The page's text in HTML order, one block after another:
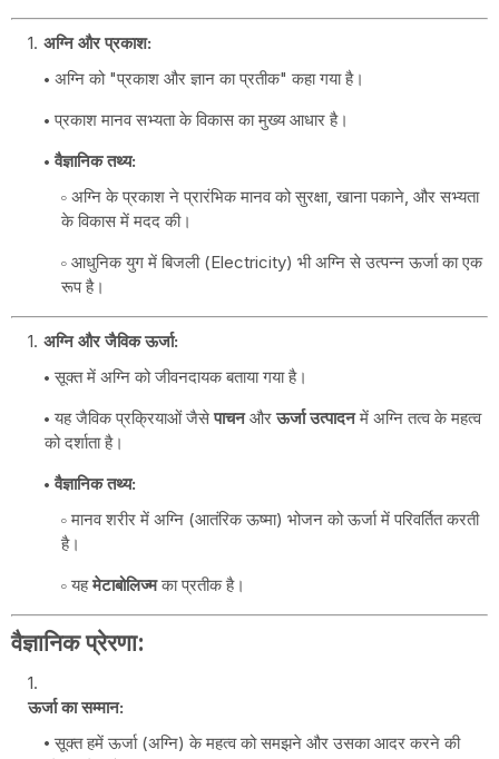
अग्नि और प्रकाश:
अग्नि को "प्रकाश और ज्ञान का प्रतीक" कहा गया है।
प्रकाश मानव सभ्यता के विकास का मुख्य आधार है।
वैज्ञानिक तथ्य:
अग्नि के प्रकाश ने प्रारंभिक मानव को सुरक्षा, खाना पकाने, और सभ्यता
के विकास में मदद की।
आधुनिक युग में बिजली (Electricity) भी अग्नि से उत्पन्न ऊर्जा का एक
रूप है।
अग्नि और जैविक ऊर्जा:
सूक्त में अग्नि को जीवनदायक बताया गया है।
यह जैविक प्रक्रियाओं जैसेपाचनऔरऊर्जा उत्पादनमें अग्नि तत्व के महत्व
को दर्शाता है।
वैज्ञानिक तथ्य:
मानव शरीर में अग्नि (आतंरिक ऊष्मा) भोजन को ऊर्जा में परिवर्तित करती
है।
यहमेटाबोलिज्मका प्रतीक है।
वैज्ञानिक प्रेरणा:
ऊर्जा का सम्मान:
सूक्त हमें ऊर्जा (अग्नि) के महत्व को समझने और उसका आदर करने की